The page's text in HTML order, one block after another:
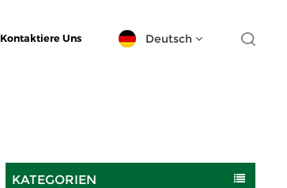
Kontaktiere Uns Deutsch
KATEGORIEN